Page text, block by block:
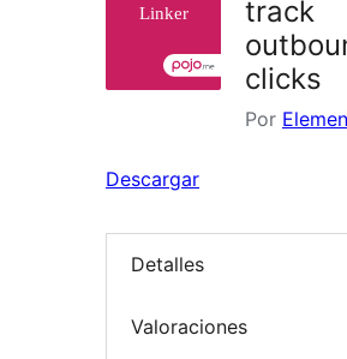
track
clicks
Por
Descargar
Detalles
Valoraciones